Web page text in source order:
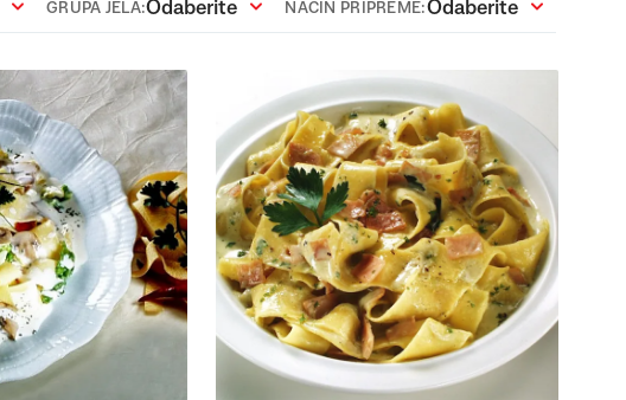
GRUPA JELA:Odaberite NAČIN PRIPREME:Odaberite